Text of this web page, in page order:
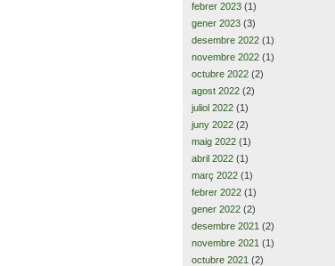
febrer 2023 (1)
gener 2023 (3)
desembre 2022 (1)
novembre 2022 (1)
octubre 2022 (2)
agost 2022 (2)
juliol 2022 (1)
juny 2022 (2)
maig 2022 (1)
abril 2022 (1)
març 2022 (1)
febrer 2022 (1)
gener 2022 (2)
desembre 2021 (2)
novembre 2021 (1)
octubre 2021 (2)